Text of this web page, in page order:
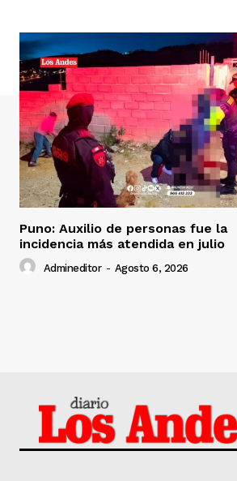
Puno: Auxilio de personas fue la
incidencia más atendida en julio
Admineditor - Agosto 6, 2026